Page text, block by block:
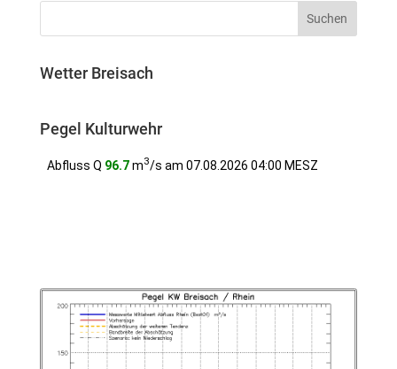
Wetter Breisach
Pegel Kulturwehr